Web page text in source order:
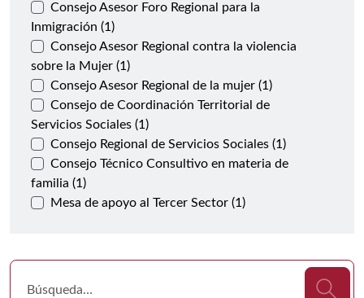
Consejo Asesor Foro Regional para la
Inmigración (1)
Consejo Asesor Regional contra la violencia
sobre la Mujer (1)
Consejo Asesor Regional de la mujer (1)
Consejo de Coordinación Territorial de
Servicios Sociales (1)
Consejo Regional de Servicios Sociales (1)
Consejo Técnico Consultivo en materia de
familia (1)
Mesa de apoyo al Tercer Sector (1)